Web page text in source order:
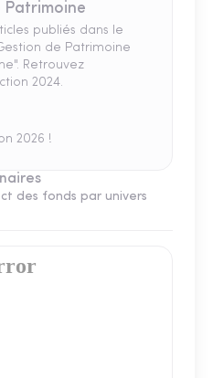
Patrimoine
publiés dans le
de Patrimoine
Retrouvez
2024.
2026 !
des fonds par univers